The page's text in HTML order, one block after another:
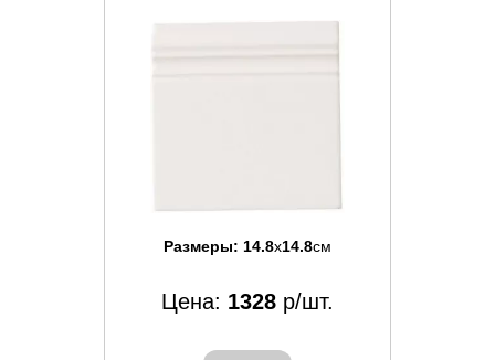
Размеры: 14.8x14.8см
Цена: 1328 р/шт.